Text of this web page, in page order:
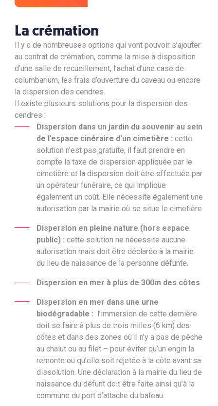
La crémation
Il y a de nombreuses options qui vont pouvoir s’ajouter
au contrat de crémation, comme la mise à disposition
d’une salle de recueillement, l’achat d’une case de
columbarium, les frais d’ouverture du caveau ou encore
la dispersion des cendres.
Il existe plusieurs solutions pour la dispersion des
cendres :
Dispersion dans un jardin du souvenir au sein
de l’espace cinéraire d’un cimetière : cette
solution n’est pas gratuite, il faut prendre en
compte la taxe de dispersion appliquée par le
cimetière et la dispersion doit être effectuée par
un opérateur funéraire, ce qui implique
également un coût. Elle nécessite également une
autorisation par la mairie où se situe le cimetière
Dispersion en pleine nature (hors espace
public) : cette solution ne nécessite aucune
autorisation mais doit être déclarée à la mairie
du lieu de naissance de la personne défunte.
Dispersion en mer à plus de 300m des côtes
Dispersion en mer dans une urne
biodégradable : l’immersion de cette dernière
doit se faire à plus de trois milles (6 km) des
côtes et dans des zones où il n’y a pas de pêche
au chalut ou au filet – pour éviter qu’un engin la
remonte ou qu’elle soit rejetée à la côte avant sa
dissolution. Une déclaration à la mairie du lieu de
naissance du défunt doit être faite ainsi qu’à la
commune du port d’attache du bateau.